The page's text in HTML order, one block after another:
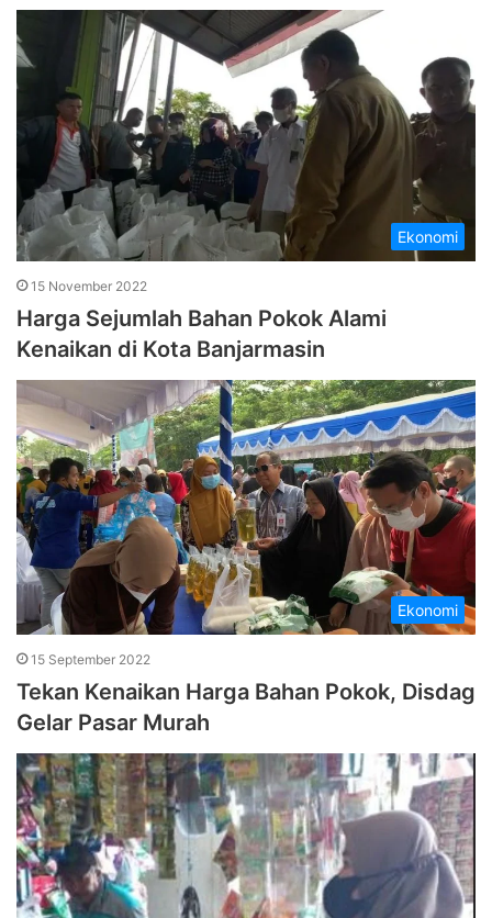
Ekonomi
15 November 2022
Harga Sejumlah Bahan Pokok Alami
Kenaikan di Kota Banjarmasin
Ekonomi
15 September 2022
Tekan Kenaikan Harga Bahan Pokok, Disdag
Gelar Pasar Murah